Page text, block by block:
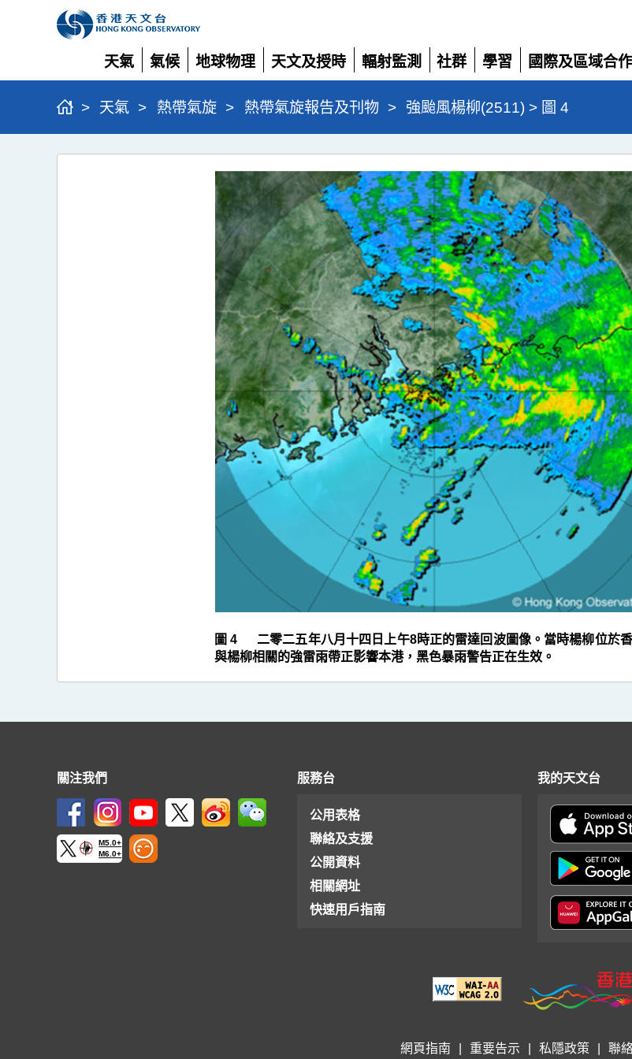
天氣
展
開
氣候
展
開
地球物理
展
開
天文及授時
展
開
輻射監測
展
開
社群
展
開
學習
展
開
國際及區域合作
展
開
> 天氣 > 熱帶氣旋 > 熱帶氣旋報告及刊物 > 強颱風楊柳(2511) > 圖 4
強
圖 4 二零二五年八月十四日上午8時正的雷達回波圖像。當時楊柳位於
與楊柳相關的強雷雨帶正影響本港，黑色暴雨警告正在生效。
關注我們
M5.0+
M6.0+
服務台
公用表格
聯絡及支援
公開資料
相關網址
快速用戶指南
我的天文台
網頁指南 重要告示 私隱政策 聯